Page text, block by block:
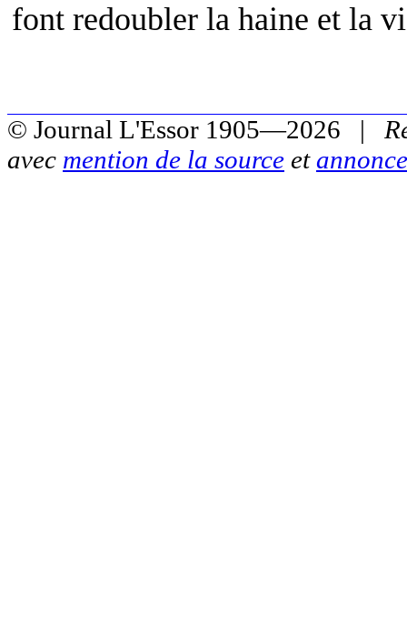
font redoubler la haine et la
© Journal L'Essor 1905—2026 |
avec mention de la source et